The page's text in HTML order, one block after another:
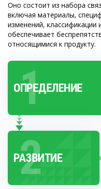
Оно состоит из набора
включая материалы,
изменений, классификации
обеспечивает
относящимися к продукту.
ОПРЕДЕЛЕНИЕ
1
РАЗВИТИЕ
2